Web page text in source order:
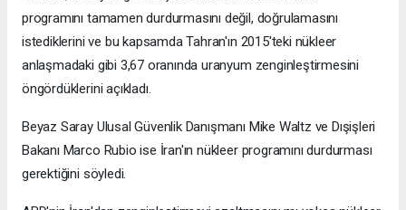
programını tamamen durdurmasını değil, doğrulamasını
istediklerini ve bu kapsamda Tahran'ın 2015'teki nükleer
anlaşmadaki gibi 3,67 oranında uranyum zenginleştirmesini
öngördüklerini açıkladı.
Beyaz Saray Ulusal Güvenlik Danışmanı Mike Waltz ve Dışişleri
Bakanı Marco Rubio ise İran'ın nükleer programını durdurması
gerektiğini söyledi.